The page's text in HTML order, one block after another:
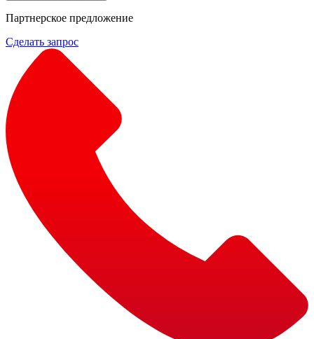
Партнерское предложение
Сделать запрос